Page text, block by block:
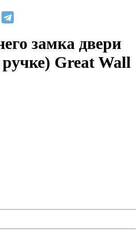
замка двери
Great Wall